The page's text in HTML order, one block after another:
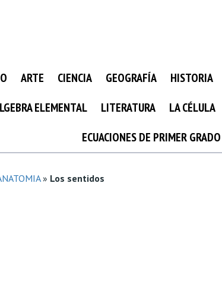
ARTE CIENCIA GEOGRAFÍA HISTORIA
ELEMENTAL
LITERATURA LA CÉLULA
ECUACIONES DE PRIMER GRADO
» Los sentidos